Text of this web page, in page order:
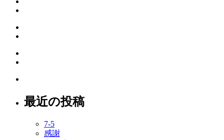
最近の投稿
7-5
感謝